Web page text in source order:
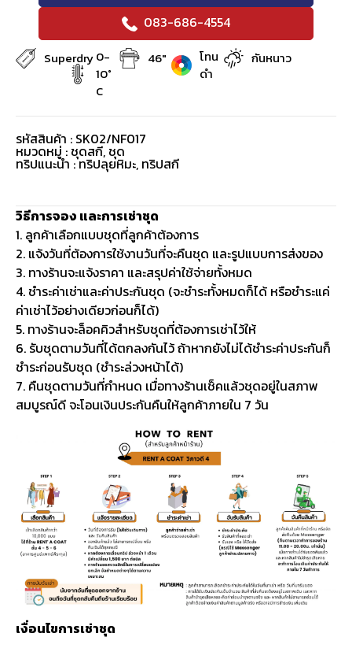
083-686-4554
Superdry0-
10°
C
46"
โทน
ดำ
กันหนาว
รหัสสินค้า : SK02/NF017
หมวดหมู่ :ชุดสกี,ชุด
ทริปแนะนำ : ทริปลุยหิมะ, ทริปสกี
วิธีการจอง และการเช่าชุด
1. ลูกค้าเลือกแบบชุดที่ลูกค้าต้องการ
2. แจ้งวันที่ต้องการใช้งานวันที่จะคืนชุด และรูปแบบการส่งของ
3. ทางร้านจะแจ้งราคา และสรุปค่าใช้จ่ายทั้งหมด
4. ชำระค่าเช่าและค่าประกันชุด (จะชำระทั้งหมดก็ได้ หรือชำระแค่
ค่าเช่าไว้อย่างเดียวก่อนก็ได้)
5. ทางร้านจะล็อคคิวสำหรับชุดที่ต้องการเช่าไว้ให้
6. รับชุดตามวันที่ได้ตกลงกันไว้ ถ้าหากยังไม่ได้ชำระค่าประกันก็
ชำระก่อนรับชุด (ชำระล่วงหน้าได้)
7. คืนชุดตามวันที่กำหนด เมื่อทางร้านเช็คแล้วชุดอยู่ในสภาพ
สมบูรณ์ดี จะโอนเงินประกันคืนให้ลูกค้าภายใน 7 วัน
เงื่อนไขการเช่าชุด